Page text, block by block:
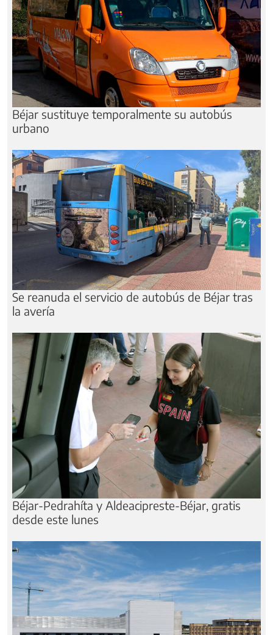
Béjar sustituye temporalmente su autobús
urbano
Se reanuda el servicio de autobús de Béjar tras
la avería
Béjar-Pedrahíta y Aldeacipreste-Béjar, gratis
desde este lunes